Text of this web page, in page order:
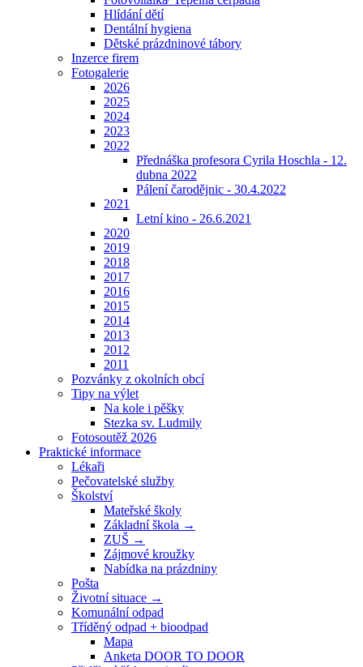
Hlídání dětí
Dentální hygiena
Dětské prázdninové tábory
Inzerce firem
Fotogalerie
2026
2025
2024
2023
2022
Přednáška profesora Cyrila Hoschla - 12.
dubna 2022
Pálení čarodějnic - 30.4.2022
2021
Letní kino - 26.6.2021
2020
2019
2018
2017
2016
2015
2014
2013
2012
2011
Pozvánky z okolních obcí
Tipy na výlet
Na kole i pěšky
Stezka sv. Ludmily
Fotosoutěž 2026
Praktické informace
Lékaři
Pečovatelské služby
Školství
Mateřské školy
Základní škola →
ZUŠ →
Zájmové kroužky
Nabídka na prázdniny
Pošta
Životní situace →
Komunální odpad
Tříděný odpad + bioodpad
Mapa
Anketa DOOR TO DOOR